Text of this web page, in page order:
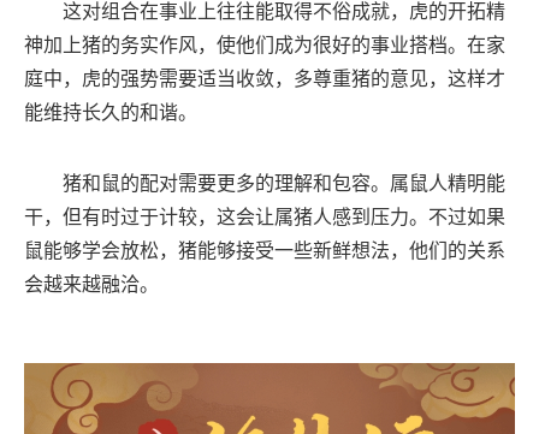
这对组合在事业上往往能取得不俗成就，虎的开拓精
神加上猪的务实作风，使他们成为很好的事业搭档。在家
庭中，虎的强势需要适当收敛，多尊重猪的意见，这样才
能维持长久的和谐。
猪和鼠的配对需要更多的理解和包容。属鼠人精明能
干，但有时过于计较，这会让属猪人感到压力。不过如果
鼠能够学会放松，猪能够接受一些新鲜想法，他们的关系
会越来越融洽。